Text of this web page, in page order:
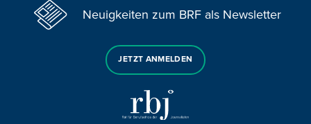
Neuigkeiten zum BRF als Newsletter
JETZT ANMELDEN